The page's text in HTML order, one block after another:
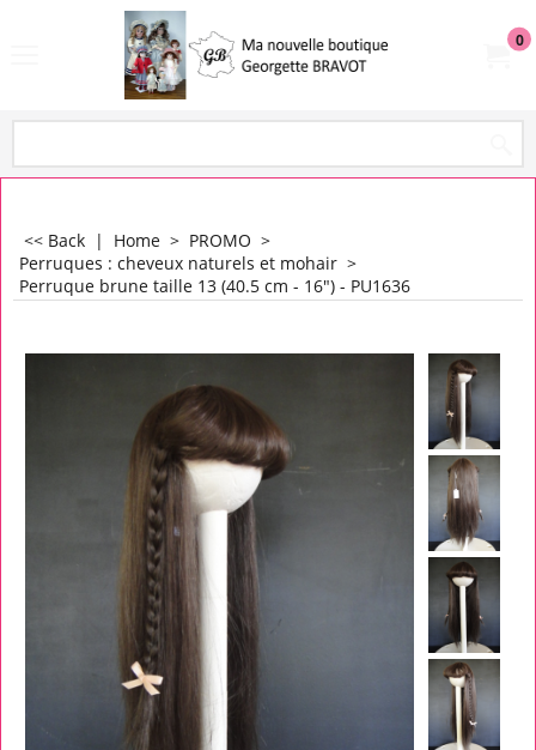
0
<< Back | Home > PROMO >
Perruques : cheveux naturels et mohair >
Perruque brune taille 13 (40.5 cm - 16") - PU1636